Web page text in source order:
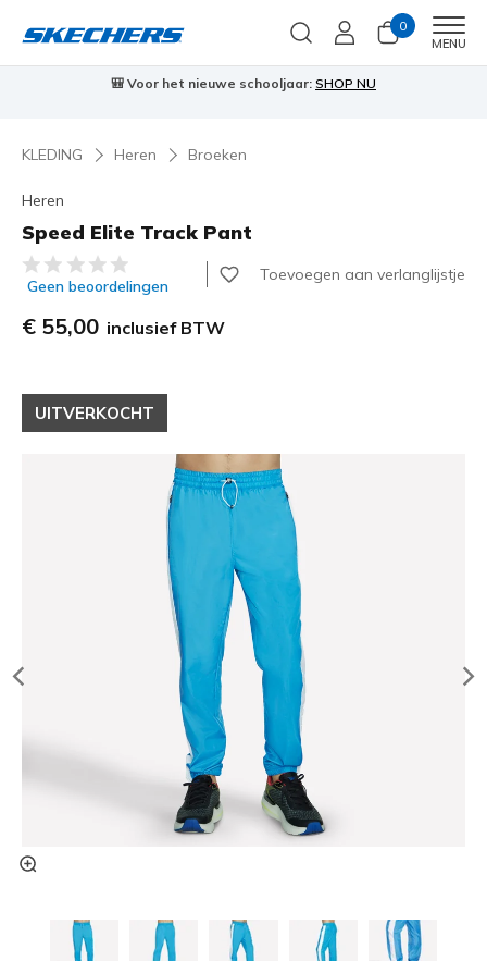
0
MENU
🎒 Voor het nieuwe schooljaar: SHOP NU
KLEDING Heren Broeken
Heren
Speed Elite Track Pant
4,7 van de 5 klantbeoordelingen
Geen beoordelingen
Toevoegen aan verlanglijstje
€ 55,00 inclusief BTW
UITVERKOCHT